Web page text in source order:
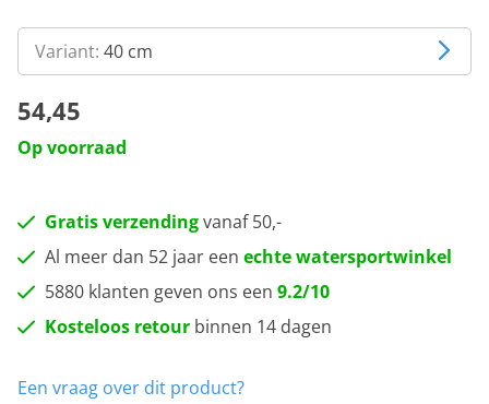
Variant: 40 cm
54,45
Op voorraad
Gratis verzendingvanaf 50,-
Al meer dan 52 jaar een echte watersportwinkel
5880 klanten geven ons een 9.2/10
Kosteloos retour binnen 14 dagen
Een vraag over dit product?